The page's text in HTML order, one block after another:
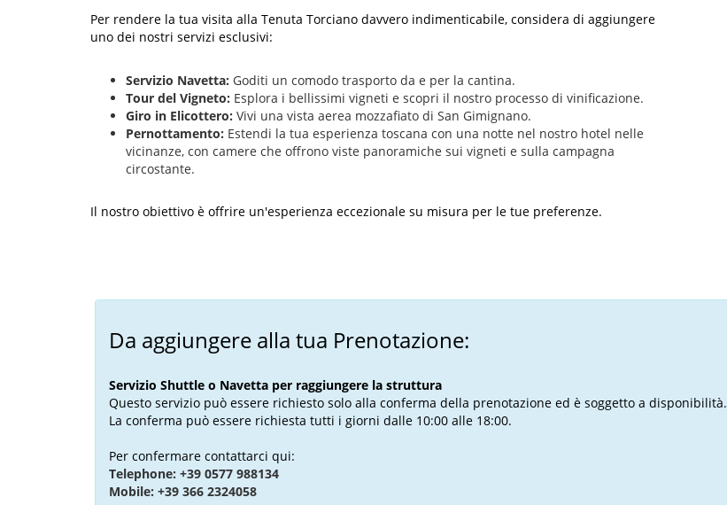
Per rendere la tua visita alla Tenuta Torciano davvero indimenticabile, considera di aggiungere
uno dei nostri servizi esclusivi:
Servizio Navetta: Goditi un comodo trasporto da e per la cantina.
Tour del Vigneto: Esplora i bellissimi vigneti e scopri il nostro processo di vinificazione.
Giro in Elicottero: Vivi una vista aerea mozzafiato di San Gimignano.
Pernottamento: Estendi la tua esperienza toscana con una notte nel nostro hotel nelle
vicinanze, con camere che offrono viste panoramiche sui vigneti e sulla campagna
circostante.
Il nostro obiettivo è offrire un'esperienza eccezionale su misura per le tue preferenze.
Da aggiungere alla tua Prenotazione:
Servizio Shuttle o Navetta per raggiungere la struttura
Questo servizio può essere richiesto solo alla conferma della prenotazione ed è soggetto a disponibilità.
La conferma può essere richiesta tutti i giorni dalle 10:00 alle 18:00.
Per confermare contattarci qui:
Telephone: +39 0577 988134
Mobile: +39 366 2324058